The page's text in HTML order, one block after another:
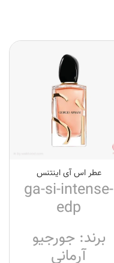
عطر اس آی اینتنس
ga-si-intense-
edp
برند: جورجیو
آرمانی